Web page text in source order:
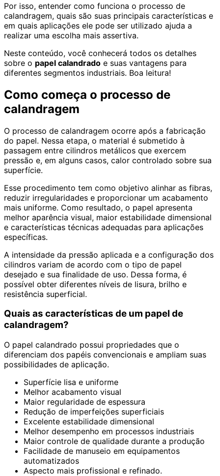
Por isso, entender como funciona o processo de
calandragem, quais são suas principais características e
em quais aplicações ele pode ser utilizado ajuda a
realizar uma escolha mais assertiva.
Neste conteúdo, você conhecerá todos os detalhes
sobre o papel calandrado e suas vantagens para
diferentes segmentos industriais. Boa leitura!
Como começa o processo de
calandragem
O processo de calandragem ocorre após a fabricação
do papel. Nessa etapa, o material é submetido à
passagem entre cilindros metálicos que exercem
pressão e, em alguns casos, calor controlado sobre sua
superfície.
Esse procedimento tem como objetivo alinhar as fibras,
reduzir irregularidades e proporcionar um acabamento
mais uniforme. Como resultado, o papel apresenta
melhor aparência visual, maior estabilidade dimensional
e características técnicas adequadas para aplicações
específicas.
A intensidade da pressão aplicada e a configuração dos
cilindros variam de acordo com o tipo de papel
desejado e sua finalidade de uso. Dessa forma, é
possível obter diferentes níveis de lisura, brilho e
resistência superficial.
Quais as características de um papel de
calandragem?
O papel calandrado possui propriedades que o
diferenciam dos papéis convencionais e ampliam suas
possibilidades de aplicação.
Superfície lisa e uniforme
Melhor acabamento visual
Maior regularidade de espessura
Redução de imperfeições superficiais
Excelente estabilidade dimensional
Melhor desempenho em processos industriais
Maior controle de qualidade durante a produção
Facilidade de manuseio em equipamentos
automatizados
Aspecto mais profissional e refinado.